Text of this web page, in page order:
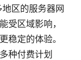
区的服务器网
受区域影响，
稳定的体验。
种付费计划